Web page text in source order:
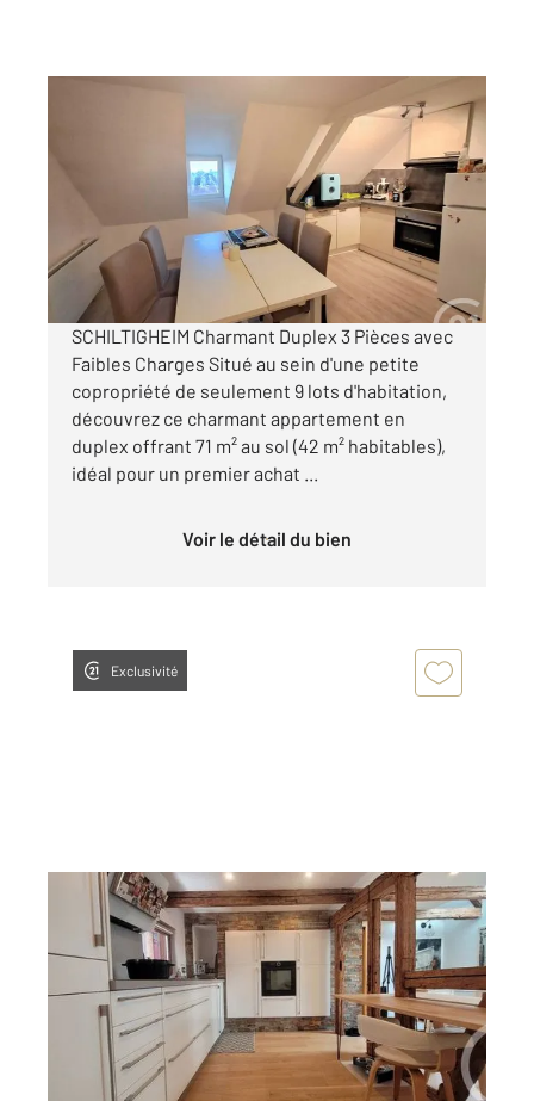
, 3 pièces
Appartement F3 à vendre
129 000 €
Visiter le site dédié
SCHILTIGHEIM Charmant Duplex 3 Pièces avec
Faibles Charges Situé au sein d'une petite
copropriété de seulement 9 lots d'habitation,
découvrez ce charmant appartement en
duplex offrant 71 m² au sol (42 m² habitables),
idéal pour un premier achat ...
Voir le détail du bien
Exclusivité
SCHILTIGHEIM 67
76,83 m 2, 3 pièces
Ref : 17416
Appartement F2/3 à vendre
169 000 €
Visiter le site dédié